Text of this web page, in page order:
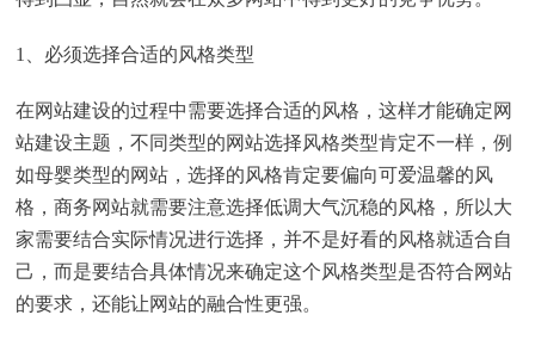
1、必须选择合适的风格类型
在网站建设的过程中需要选择合适的风格，这样才能确定网
站建设主题，不同类型的网站选择风格类型肯定不一样，例
如母婴类型的网站，选择的风格肯定要偏向可爱温馨的风
格，商务网站就需要注意选择低调大气沉稳的风格，所以大
家需要结合实际情况进行选择，并不是好看的风格就适合自
己，而是要结合具体情况来确定这个风格类型是否符合网站
的要求，还能让网站的融合性更强。